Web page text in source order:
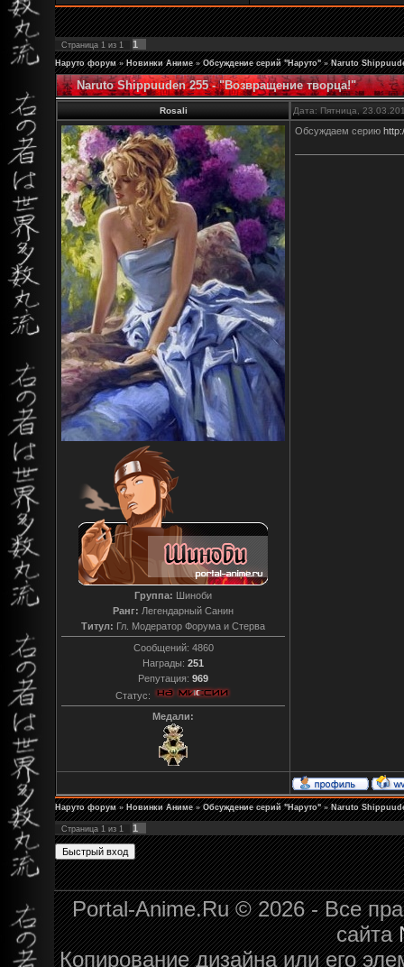
Страница 1 из 1 1
Наруто форум » Новинки Аниме » Обсуждение серий "Наруто" » Naruto
Naruto Shippuuden 255 - "Возвращение творца!"
Rosali Дата: Пятница,
Группа: Шиноби
Ранг: Легендарный Санин
Титул: Гл. Модератор Форума и Стерва
Сообщений: 4860
Награды: 251
Репутация: 969
Статус:
Медали:
Обсуждаем серию
Наруто форум » Новинки Аниме » Обсуждение серий "Наруто" » Naruto
Страница 1 из 1 1
Portal-Anime.Ru © 2026 - Все
сайта
Копирование дизайна или его